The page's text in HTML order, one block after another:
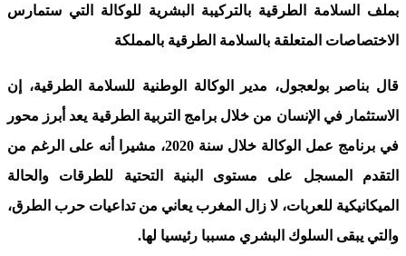
بملف السلامة الطرقية بالتركيبة البشرية للوكالة التي ستمارس
الاختصاصات المتعلقة بالسلامة الطرقية بالمملكة
قال بناصر بولعجول، مدير الوكالة الوطنية للسلامة الطرقية، إن
الاستثمار في الإنسان من خلال برامج التربية الطرقية يعد أبرز محور
في برنامج عمل الوكالة خلال سنة 2020، مشيرا أنه على الرغم من
التقدم المسجل على مستوى البنية التحتية للطرقات والحالة
الميكانيكية للعربات، لا زال المغرب يعاني من تداعيات حرب الطرق،
والتي يبقى السلوك البشري مسببا رئيسيا لها.